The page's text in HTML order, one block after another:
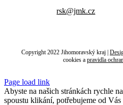
rsk@jmk.cz
Copyright 2022 Jihomoravský kraj |
cookiesa pravidla
Page load link
Abyste na našich stránkách rychle
spoustu klikání, potřebujeme od Vás